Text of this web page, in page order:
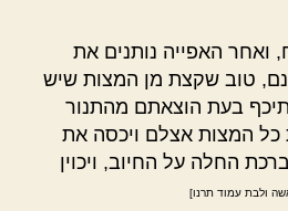
ואחר האפייה נותנים את
טוב שקצת מן המצות שיש
בעת הוצאתם מהתנור
כל המצות אצלם ויכסה את
החלה על החיוב, ויכוין
ולבת עמוד תרנו]